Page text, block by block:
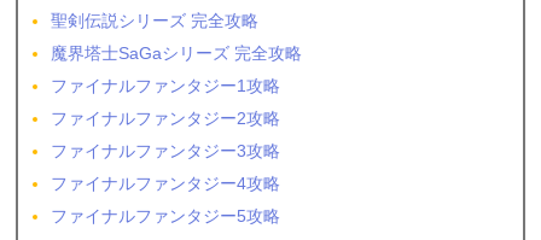
聖剣伝説シリーズ 完全攻略
魔界塔士SaGaシリーズ 完全攻略
ファイナルファンタジー1攻略
ファイナルファンタジー2攻略
ファイナルファンタジー3攻略
ファイナルファンタジー4攻略
ファイナルファンタジー5攻略